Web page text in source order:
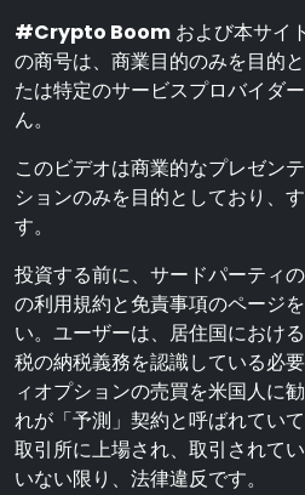
#Crypto Boom および本サイ
の商号は、商業目的のみを目的
たは特定のサービスプロバイダ
ん。
このビデオは商業的なプレゼン
ションのみを目的としており、
す。
投資する前に、サードパーティ
の利用規約と免責事項のページ
い。ユーザーは、居住国におけ
税の納税義務を認識している必
ィオプションの売買を米国人に
れが「予測」契約と呼ばれてい
取引所に上場され、取引されて
いない限り、法律違反です。